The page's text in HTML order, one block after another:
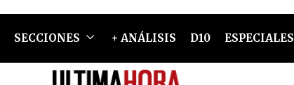
SECCIONES + ANÁLISIS D10 ESPECIALES